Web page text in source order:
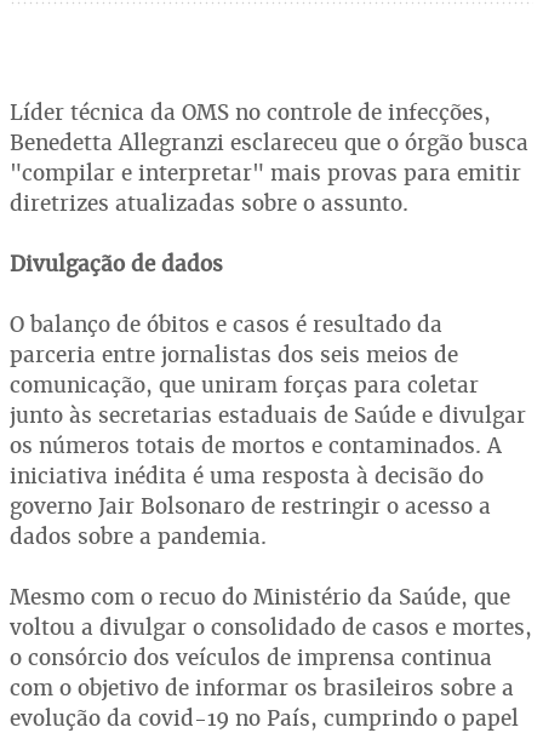
Líder técnica da OMS no controle de infecções,
Benedetta Allegranzi esclareceu que o órgão busca
"compilar e interpretar" mais provas para emitir
diretrizes atualizadas sobre o assunto.
Divulgação de dados
O balanço de óbitos e casos é resultado da
parceria entre jornalistas dos seis meios de
comunicação, que uniram forças para coletar
junto às secretarias estaduais de Saúde e divulgar
os números totais de mortos e contaminados. A
iniciativa inédita é uma resposta à decisão do
governo Jair Bolsonaro de restringir o acesso a
dados sobre a pandemia.
Mesmo com o recuo do Ministério da Saúde, que
voltou a divulgar o consolidado de casos e mortes,
o consórcio dos veículos de imprensa continua
com o objetivo de informar os brasileiros sobre a
evolução da covid-19 no País, cumprindo o papel